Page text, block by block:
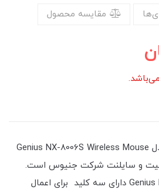
مقایسه محصول
موس بی سیم جنیوس مدل Genius NX-8006S Wireless Mouse
و سایلنت شرکت جنیوس است.
ماوس جنیوس Genius NX-8006S دارای سه کلید برای اعمال